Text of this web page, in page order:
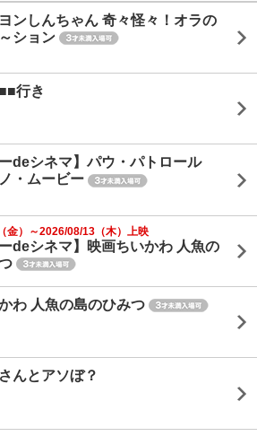
ンしんちゃん 奇々怪々！オラの
ション
行き
ーdeシネマ】パウ・パトロール
・ムービー
金）～2026/08/13（木）上映
ーdeシネマ】映画ちいかわ 人魚の
わ 人魚の島のひみつ
んとアソぼ？